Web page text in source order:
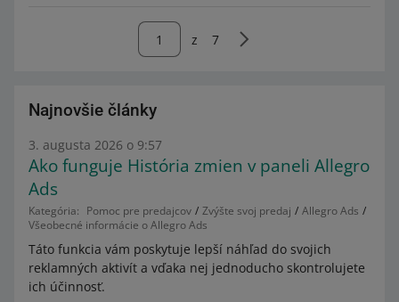
z 7
Najnovšie články
3. augusta 2026 o 9:57
Ako funguje História zmien v paneli Allegro
Ads
Kategória: Pomoc pre predajcov Zvýšte svoj predaj
Allegro Ads
Všeobecné informácie o Allegro Ads
Táto funkcia vám poskytuje lepší náhľad do svojich
reklamných aktivít a vďaka nej jednoducho skontrolujete
ich účinnosť.